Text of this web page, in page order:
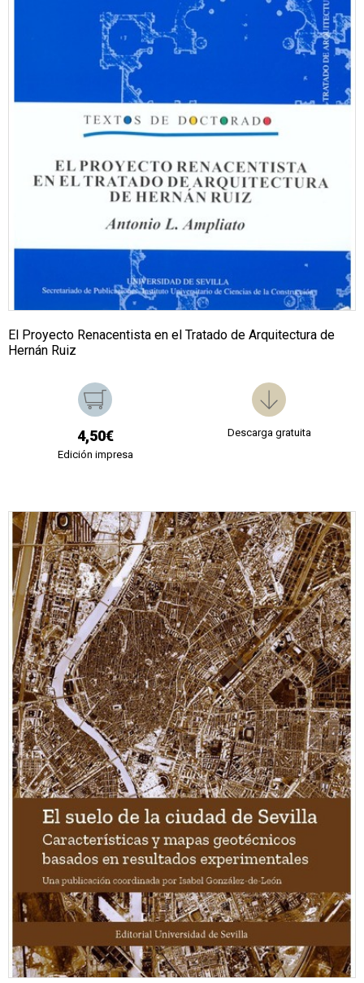
El Proyecto Renacentista en el Tratado de Arquitectura de
Hernán Ruiz
4,50€
Edición impresa
Descarga gratuita